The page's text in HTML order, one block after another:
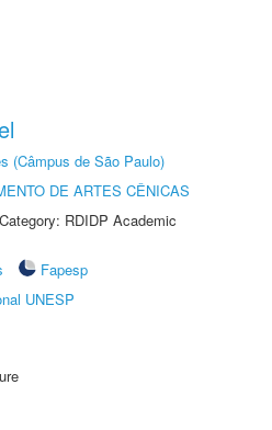
(Câmpus de São Paulo)
DE ARTES CÊNICAS
RDIDP Academic
Fapesp
UNESP